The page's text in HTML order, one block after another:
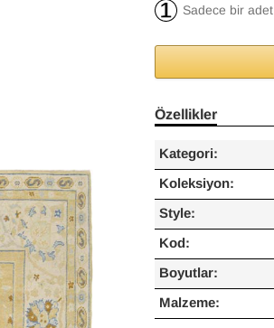
Sadece bir adet
Özellikler
Kategori:
Koleksiyon:
Style:
Kod:
Boyutlar:
Malzeme: